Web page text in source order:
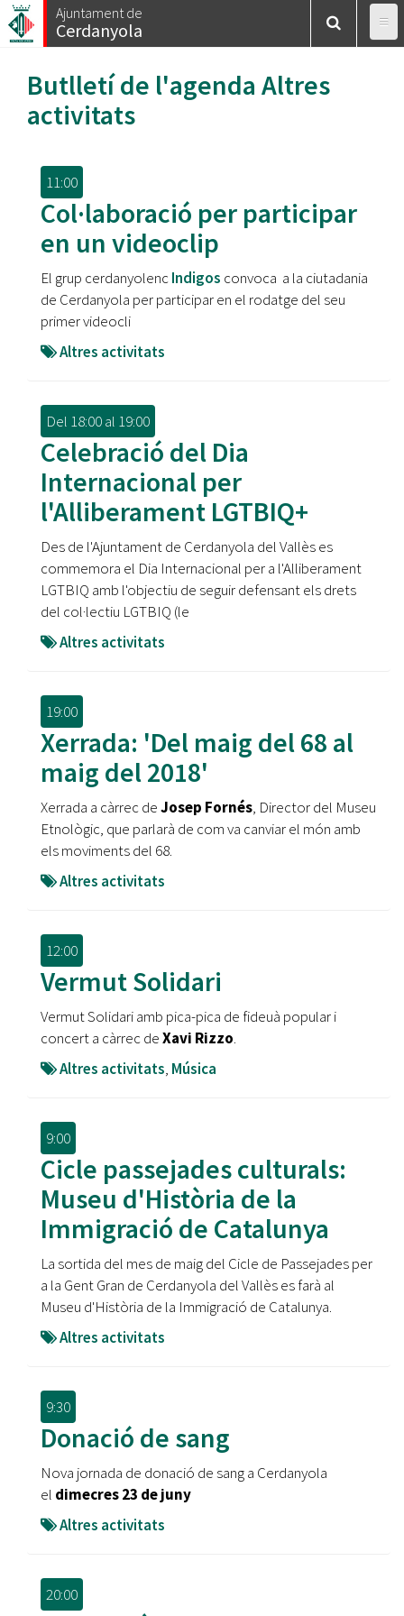
Vés
al
Ajuntament de
Cerdanyola
Butlletí de l'agenda Altres
activitats
11:00
Col·laboració per participar
en un videoclip
El grup cerdanyolencIndigos convoca a la ciutadania
de Cerdanyola per participar en el rodatge del seu
primer videocli
Altres activitats
Del 18:00al 19:00
Celebració del Dia
Internacional per
l'Alliberament LGTBIQ+
Des de l'Ajuntament de Cerdanyola del Vallès es
commemora el Dia Internacional per a l'Alliberament
LGTBIQ amb l'objectiu de seguir defensant els drets
del col·lectiu LGTBIQ (le
Altres activitats
19:00
Xerrada: 'Del maig del 68 al
maig del 2018'
Xerrada a càrrec deJosep Fornés, Director del Museu
Etnològic, que parlarà de com va canviar el món amb
els moviments del 68.
Altres activitats
12:00
Vermut Solidari
Vermut Solidari amb pica-pica de fideuà popular i
concert a càrrec deXavi Rizzo.
Altres activitats, Música
9:00
Cicle passejades culturals:
Museu d'Història de la
Immigració de Catalunya
La sortida del mes de maig del Cicle de Passejades per
a la Gent Gran de Cerdanyola del Vallès es farà al
Museu d'Història de la Immigració de Catalunya.
Altres activitats
9:30
Donació de sang
Nova jornada de donació de sang a Cerdanyola
el dimecres 23 de juny
Altres activitats
20:00